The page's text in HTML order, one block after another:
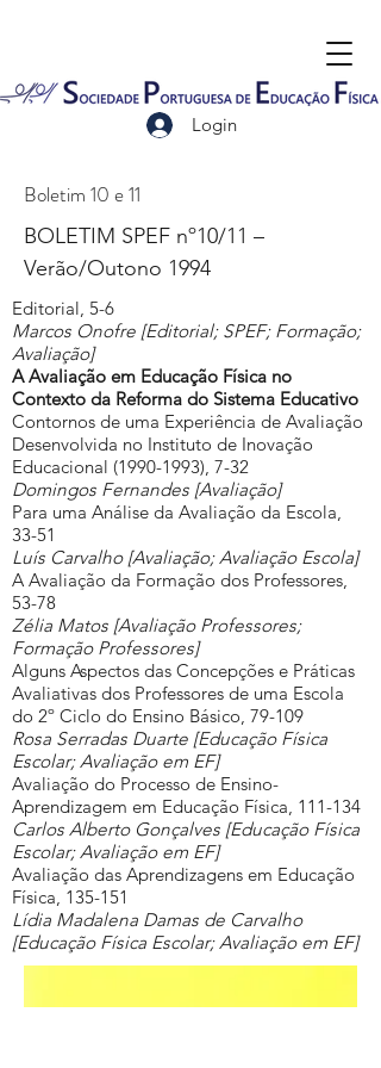
Login
Boletim 10 e 11
BOLETIM SPEF nº10/11 –
Verão/Outono 1994
Editorial, 5-6
Marcos Onofre [Editorial; SPEF; Formação;
Avaliação]
A Avaliação em Educação Física no
Contexto da Reforma do Sistema Educativo
Contornos de uma Experiência de Avaliação
Desenvolvida no Instituto de Inovação
Educacional (1990-1993), 7-32
Domingos Fernandes [Avaliação]
Para uma Análise da Avaliação da Escola,
33-51
Luís Carvalho [Avaliação; Avaliação Escola]
A Avaliação da Formação dos Professores,
53-78
Zélia Matos [Avaliação Professores;
Formação Professores]
Alguns Aspectos das Concepções e Práticas
Avaliativas dos Professores de uma Escola
do 2º Ciclo do Ensino Básico, 79-109
Rosa Serradas Duarte [Educação Física
Escolar; Avaliação em EF]
Avaliação do Processo de Ensino-
Aprendizagem em Educação Física, 111-134
Carlos Alberto Gonçalves [Educação Física
Escolar; Avaliação em EF]
Avaliação das Aprendizagens em Educação
Física, 135-151
Lídia Madalena Damas de Carvalho
[Educação Física Escolar; Avaliação em EF]